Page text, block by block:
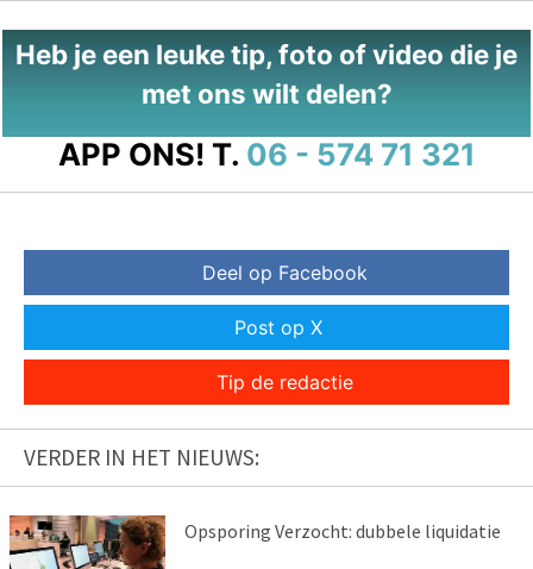
Heb je een leuke tip, foto of video die je
met ons wilt delen?
APP ONS! T. 06 - 574 71 321
Deel op Facebook
Post op X
Tip de redactie
VERDER IN HET NIEUWS:
Opsporing Verzocht: dubbele liquidatie